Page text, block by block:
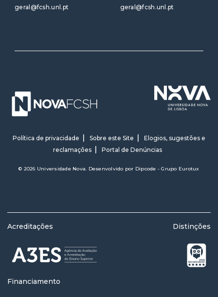
geral@fcsh.unl.pt
geral@fcsh.unl.pt
Política de privacidade Sobre este Site
Elogios, sugestões e
reclamações
Portal de Denúncias
© 2026 Universidade Nova. Desenvolvido por Dipcode - Grupo Eurotux
Acreditações Distinções
Financiamento